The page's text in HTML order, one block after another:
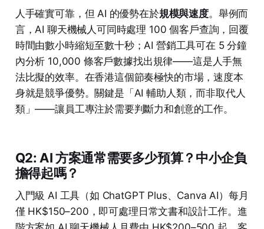
人手確實可靠，但 AI 的優勢在於規模與速度。舉例而
言，AI 聊天機械人可同時處理 100 個客戶查詢，回覆
時間由數小時縮短至數十秒；AI 營銷工具可在 5 分鐘
內分析 10,000 條客戶數據找出規律——這是人手無
法比擬的效率。在香港這個節奏極快的市場，速度本
身就是競爭優勢。關鍵是「AI 輔助人類，而非取代人
類」——讓員工專注於需要判斷力和創意的工作。
Q2: AI 方案通常需要多少預算？中小企負
擔得起嗎？
入門級 AI 工具（如 ChatGPT Plus、Canva AI）每月
僅 HK$150–200，即可處理日常文書和設計工作。進